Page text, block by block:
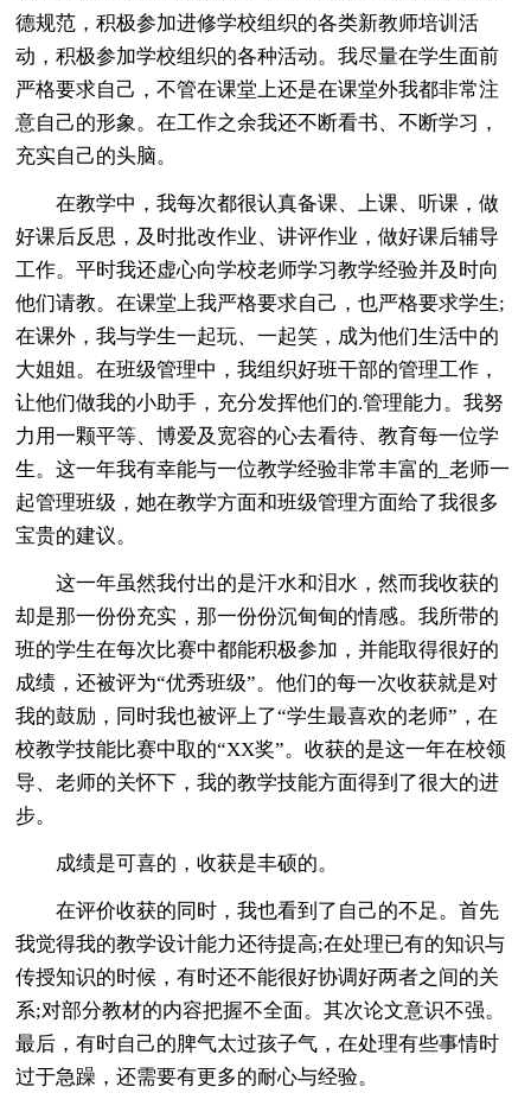
德规范，积极参加进修学校组织的各类新教师培训活
动，积极参加学校组织的各种活动。我尽量在学生面前
严格要求自己，不管在课堂上还是在课堂外我都非常注
意自己的形象。在工作之余我还不断看书、不断学习，
充实自己的头脑。
在教学中，我每次都很认真备课、上课、听课，做
好课后反思，及时批改作业、讲评作业，做好课后辅导
工作。平时我还虚心向学校老师学习教学经验并及时向
他们请教。在课堂上我严格要求自己，也严格要求学生;
在课外，我与学生一起玩、一起笑，成为他们生活中的
大姐姐。在班级管理中，我组织好班干部的管理工作，
让他们做我的小助手，充分发挥他们的.管理能力。我努
力用一颗平等、博爱及宽容的心去看待、教育每一位学
生。这一年我有幸能与一位教学经验非常丰富的_老师一
起管理班级，她在教学方面和班级管理方面给了我很多
宝贵的建议。
这一年虽然我付出的是汗水和泪水，然而我收获的
却是那一份份充实，那一份份沉甸甸的情感。我所带的
班的学生在每次比赛中都能积极参加，并能取得很好的
成绩，还被评为“优秀班级”。他们的每一次收获就是对
我的鼓励，同时我也被评上了“学生最喜欢的老师”，在
校教学技能比赛中取的“XX奖”。收获的是这一年在校领
导、老师的关怀下，我的教学技能方面得到了很大的进
步。
成绩是可喜的，收获是丰硕的。
在评价收获的同时，我也看到了自己的不足。首先
我觉得我的教学设计能力还待提高;在处理已有的知识与
传授知识的时候，有时还不能很好协调好两者之间的关
系;对部分教材的内容把握不全面。其次论文意识不强。
最后，有时自己的脾气太过孩子气，在处理有些事情时
过于急躁，还需要有更多的耐心与经验。